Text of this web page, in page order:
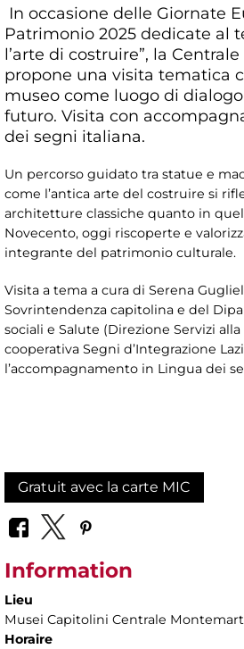
In occasione delle Giornate
Patrimonio 2025 dedicate al
l’arte di costruire”, la
propone una visita tematica
museo come luogo di
futuro. Visita con
dei segni italiana.
Un percorso guidato tra statue e
come l’antica arte del costruire si
architetture classiche quanto in
Novecento, oggi riscoperte e
integrante del patrimonio culturale.
Visita a tema a cura di Serena
Sovrintendenza capitolina e del
sociali e Salute (Direzione Servizi
cooperativa Segni d’Integrazione
l’accompagnamento in Lingua dei
Gratuit avec la carte MIC
Information
Lieu
Musei Capitolini Centrale
Horaire